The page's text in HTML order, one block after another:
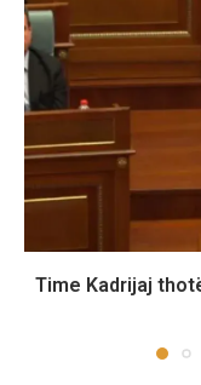
Time Kadrijaj